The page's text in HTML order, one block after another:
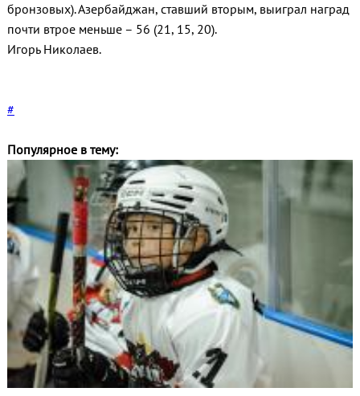
бронзовых). Азербайджан, ставший вторым, выиграл наград
почти втрое меньше – 56 (21, 15, 20).
Игорь Николаев.
#
Популярное в тему: